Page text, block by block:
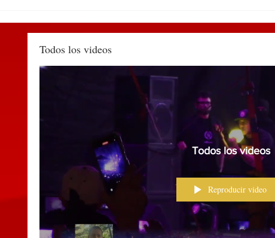
Huauchinango en encuentro
de alcaldes convocado por la
SEGOB Puebla
Todos los videos
Todos los videos
Reproducir video